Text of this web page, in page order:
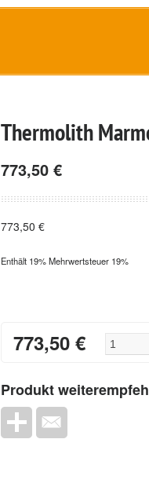
Thermolith
773,50€
773,50€
Enthält 19% Mehrwertsteuer 19%
773,50€
Produkt